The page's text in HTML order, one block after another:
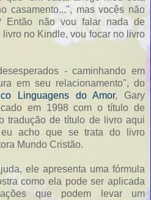
casamento...", mas vocês não
Então não vou falar nada de
no Kindle, vou focar no livro
- caminhando em
em seu relacionamento", do
Linguagens do Amor, Gary
em 1998 com o título de
tradução de título de livro aqui
acho que se trata do livro
Mundo Cristão.
ele apresenta uma fórmula
como ela pode ser aplicada
que podem levar um